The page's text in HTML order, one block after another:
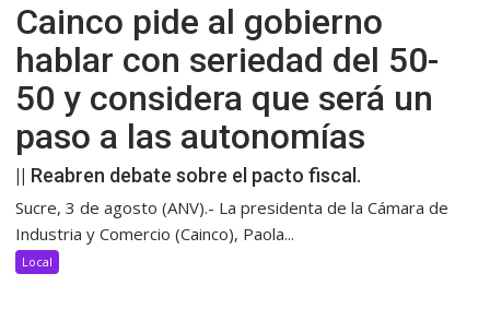
Cainco pide al gobierno
hablar con seriedad del 50-
50 y considera que será un
paso a las autonomías
|| Reabren debate sobre el pacto fiscal.
Sucre, 3 de agosto (ANV).- La presidenta de la Cámara de
Industria y Comercio (Cainco), Paola...
Local